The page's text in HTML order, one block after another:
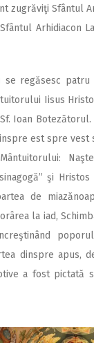
zugrăviţi Sfântul
Arhidiacon
regăsesc patru
Iisus
Ioan
est spre vest
şi Hristos
de
la iad,
dinspre apus,
a fost pictată